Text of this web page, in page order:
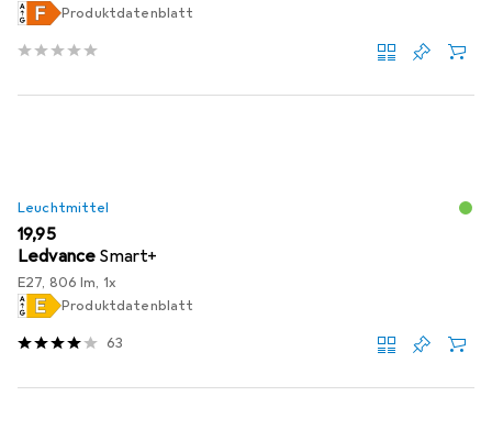
Produktdatenblatt
Leuchtmittel
EUR
19,95
Ledvance Smart+
E27, 806 lm, 1x
Produktdatenblatt
63